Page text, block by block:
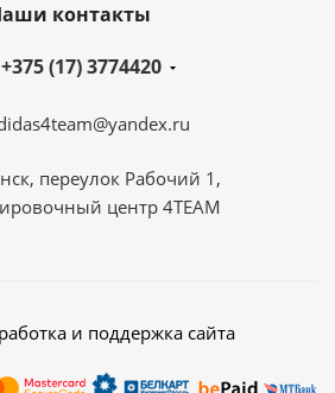
контакты
+375 (17) 3774420
переулок Рабочий 1,
центр 4TEAM
и поддержка сайта